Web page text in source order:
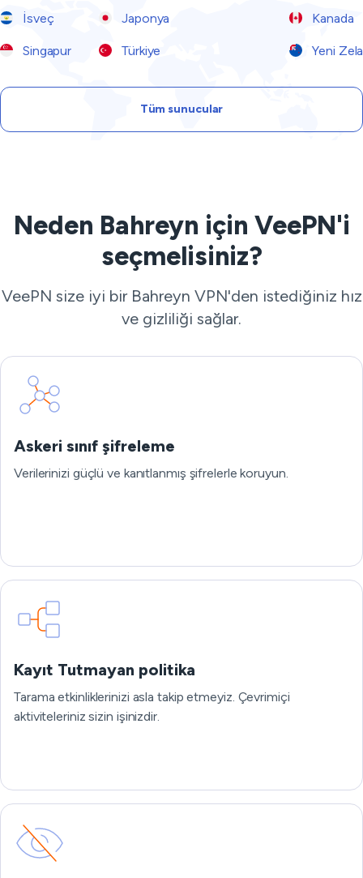
İsveç Japonya Kanada
Singapur Türkiye Yeni
Tüm sunucular
Neden Bahreyn için VeePN'i
seçmelisiniz?
VeePN size iyi bir Bahreyn VPN'den istediğiniz hız
ve gizliliği sağlar.
Askeri sınıf şifreleme
Verilerinizi güçlü ve kanıtlanmış şifrelerle koruyun.
Kayıt Tutmayan politika
Tarama etkinliklerinizi asla takip etmeyiz. Çevrimiçi
aktiviteleriniz sizin işinizdir.